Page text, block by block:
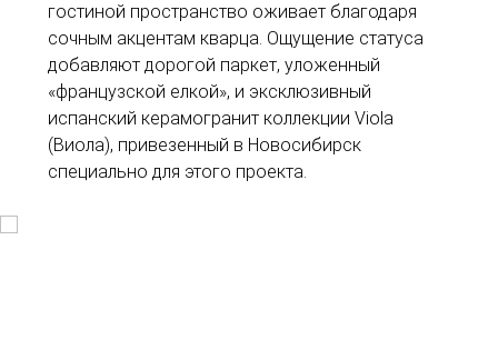
гостиной пространство оживает благодаря
сочным акцентам кварца. Ощущение статуса
добавляют дорогой паркет, уложенный
«французской елкой», и эксклюзивный
испанский керамогранит коллекции Viola
(Виола), привезенный в Новосибирск
специально для этого проекта.